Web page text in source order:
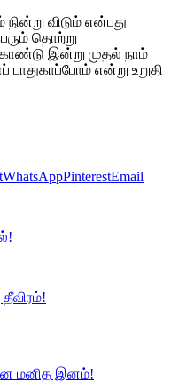
விடும் என்பது
தொற்று
இன்று முதல் நாம்
என்று உறுதி
WhatsAppPinterestEmail
தீவிரம்!
மனித இனம்!